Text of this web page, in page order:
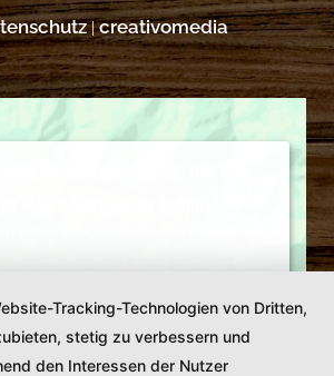
|creativomedia
und stimmen Sie der Nutzung des
zu, um diese Karte anzuzeigen.
Tracking-Technologien von Dritten,
stetig zu verbessern und
den Interessen der Nutzer